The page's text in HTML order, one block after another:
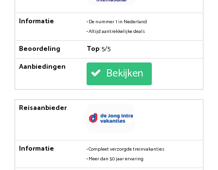
Informatie
• De nummer 1 in Nederland
• Altijd aantrekkelijke deals
Beoordeling Top: 5/5
Aanbiedingen
Bekijken
Reisaanbieder
Informatie
• Compleet verzorgde treinvakanties
• Meer dan 50 jaar ervaring